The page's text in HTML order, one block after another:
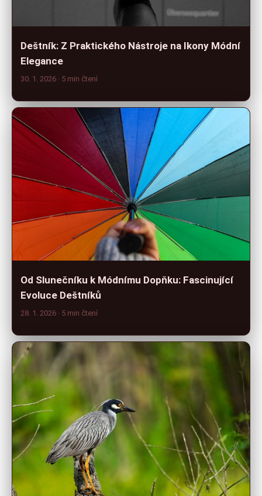
Deštník: Z Praktického Nástroje na Ikony Módní
Elegance
30. 1. 2026 · 5 min čtení
Od Slunečníku k Módnímu Dopňku: Fascinující
Evoluce Deštníků
28. 1. 2026 · 5 min čtení